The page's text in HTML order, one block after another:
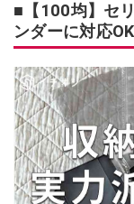
■【100均】セ
ンダーに対応